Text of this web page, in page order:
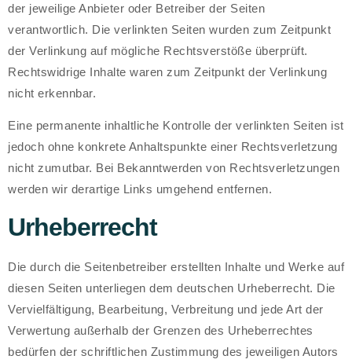
der jeweilige Anbieter oder Betreiber der Seiten
verantwortlich. Die verlinkten Seiten wurden zum Zeitpunkt
der Verlinkung auf mögliche Rechtsverstöße überprüft.
Rechtswidrige Inhalte waren zum Zeitpunkt der Verlinkung
nicht erkennbar.
Eine permanente inhaltliche Kontrolle der verlinkten Seiten ist
jedoch ohne konkrete Anhaltspunkte einer Rechtsverletzung
nicht zumutbar. Bei Bekanntwerden von Rechtsverletzungen
werden wir derartige Links umgehend entfernen.
Urheberrecht
Die durch die Seitenbetreiber erstellten Inhalte und Werke auf
diesen Seiten unterliegen dem deutschen Urheberrecht. Die
Vervielfältigung, Bearbeitung, Verbreitung und jede Art der
Verwertung außerhalb der Grenzen des Urheberrechtes
bedürfen der schriftlichen Zustimmung des jeweiligen Autors